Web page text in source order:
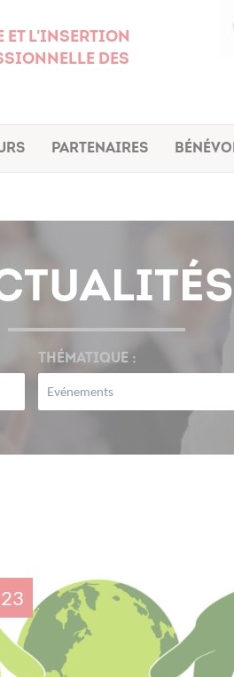
et l'insertion
des
Partenaires
THÉMATIQUE :